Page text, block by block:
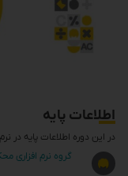
اطلاعات پایه
در این دوره اطلاعات پایه در
گروه نرم افزاری